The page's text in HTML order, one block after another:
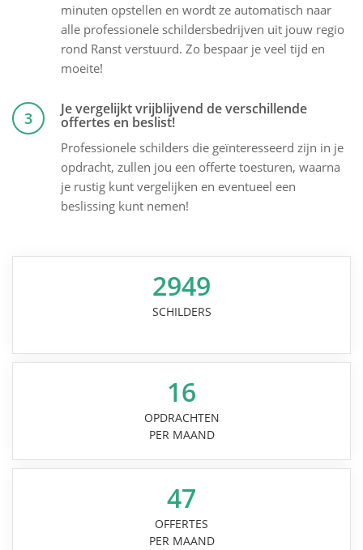
minuten opstellen en wordt ze automatisch naar
alle professionele schildersbedrijven uit jouw regio
rond Ranst verstuurd. Zo bespaar je veel tijd en
moeite!
3 Je vergelijkt vrijblijvend de verschillende
offertes en beslist!
Professionele schilders die geïnteresseerd zijn in je
opdracht, zullen jou een offerte toesturen, waarna
je rustig kunt vergelijken en eventueel een
beslissing kunt nemen!
2949
SCHILDERS
16
OPDRACHTEN
PER MAAND
47
OFFERTES
PER MAAND